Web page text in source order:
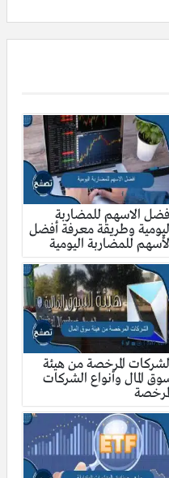
الاسهم للمضاربة
وطريقة معرفة أفضل
للمضاربة اليومية
المرخصة من هيئة
المال وأنواع الشركات